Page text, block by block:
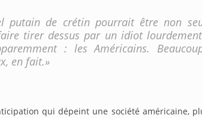
putain de crétin pourrait être non
tirer dessus par un idiot
: les Américains.
en fait.»
qui dépeint une société américaine,